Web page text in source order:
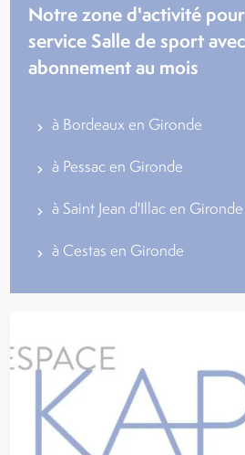
Notre zone d'activité
service Salle de sport avec
abonnement au mois
à Bordeaux en Gironde
à Pessac en Gironde
à Saint Jean d'Illac en Gironde
à Cestas en Gironde